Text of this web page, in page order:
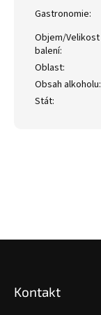
Gastronomie:
Objem/Velikost
balení:
Oblast:
Obsah alkoholu:
Stát:
Kontakt